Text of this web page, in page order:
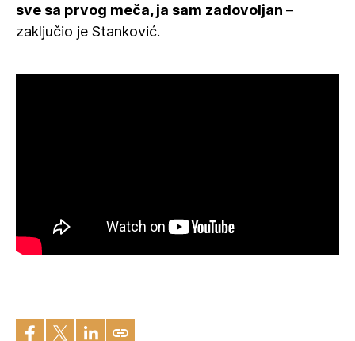
sve sa prvog meča, ja sam zadovoljan –
zaključio je Stanković.